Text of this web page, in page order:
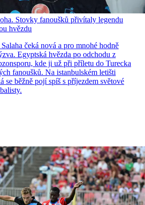
Stovky fanoušků přivítaly legendu
hvězdu
čeká nová a pro mnohé hodně
Egyptská hvězda po odchodu z
kde ji už při příletu do Turecka
fanoušků. Na istanbulském letišti
se běžně pojí spíš s příjezdem světové